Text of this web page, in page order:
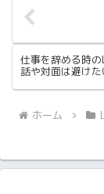
仕事を辞める時
話や対面は避けた
ホーム